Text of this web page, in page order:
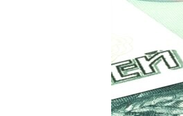
ПОДПИШИТЕСЬ НА РАССЫЛКУ